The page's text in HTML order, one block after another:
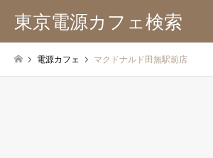
東京電源カフェ検索
電源カフェ マクドナルド田無駅前店